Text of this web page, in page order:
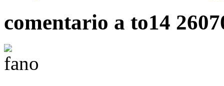
comentario a to14